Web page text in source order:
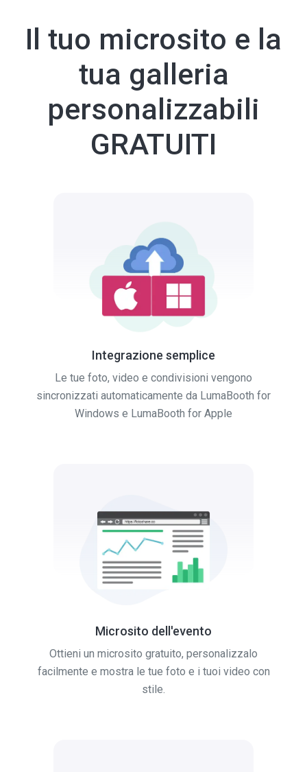
Il tuo microsito e la
tua galleria
personalizzabili
GRATUITI
Integrazione semplice
Le tue foto, video e condivisioni vengono
sincronizzati automaticamente da LumaBooth for
Windows e LumaBooth for Apple
Microsito dell'evento
Ottieni un microsito gratuito, personalizzalo
facilmente e mostra le tue foto e i tuoi video con
stile.